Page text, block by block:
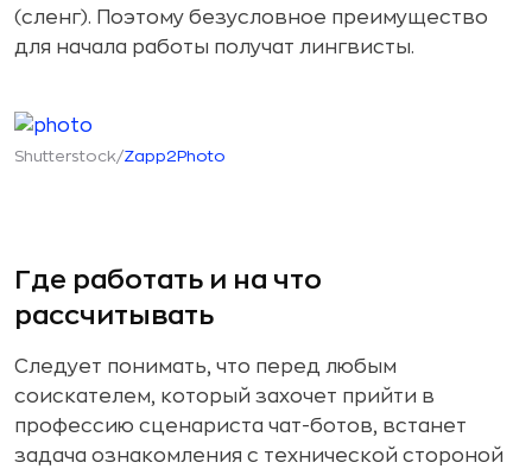
(сленг). Поэтому безусловное преимущество
для начала работы получат лингвисты.
Shutterstock/Zapp2Photo
Где работать и на что
рассчитывать
Следует понимать, что перед любым
соискателем, который захочет прийти в
профессию сценариста чат-ботов, встанет
задача ознакомления с технической стороной